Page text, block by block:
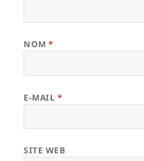
NOM*
E-MAIL *
SITE WEB